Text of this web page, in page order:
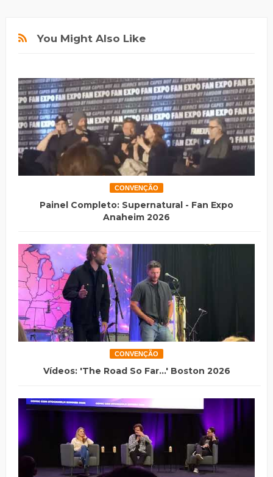
You Might Also Like
CONVENÇÃO
Painel Completo: Supernatural - Fan Expo
Anaheim 2026
CONVENÇÃO
Vídeos: 'The Road So Far...' Boston 2026